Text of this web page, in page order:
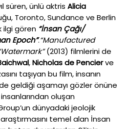
süren, ünlü aktris Alicia
Toronto, Sundance ve Berlin
ilgi gören “İnsan Çağı/
Epoch”.“Manufactured
(2013) filmlerini de
,NicholasdePencierve
taşıyan bu film, insanın
geldiği aşamayı gözler önüne
oluşan
dünyadaki jeolojik
temel alan İnsan